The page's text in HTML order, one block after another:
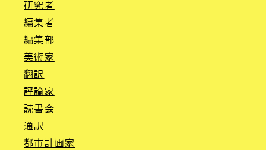
研究者
編集者
編集部
美術家
翻訳
評論家
読書会
通訳
都市計画家